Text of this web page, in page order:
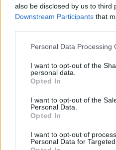
also be disclosed by us to third
Downstream Participants that
Personal Data Processing
I want to opt-out of the
personal data.
Opted In
I want to opt-out of the
Personal Data.
Opted In
I want to opt-out of
Personal Data for Targeted
20:41
Το συγκινητικό αντίο της
20:20
Η Χαμάς δηλώνει εκ νέου
των ΗΠΑ για τη Γάζα
Θλίψη για τον Χανς: Δόθηκε
με φρικτό τρόπο